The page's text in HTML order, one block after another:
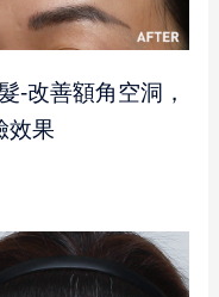
-改善額角空洞，
效果